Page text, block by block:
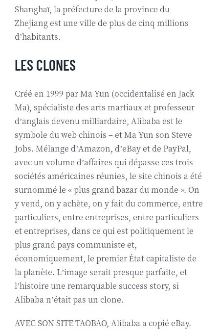
Shanghaï, la préfecture de la province du
Zhejiang est une ville de plus de cinq millions
d’habitants.
LES CLONES
Créé en 1999 par Ma Yun (occidentalisé en Jack
Ma), spécialiste des arts martiaux et professeur
d’anglais devenu milliardaire, Alibaba est le
symbole du web chinois – et Ma Yun son Steve
Jobs. Mélange d’Amazon, d’eBay et de PayPal,
avec un volume d’affaires qui dépasse ces trois
sociétés américaines réunies, le site chinois a été
surnommé le « plus grand bazar du monde ». On
y vend, on y achète, on y fait du commerce, entre
particuliers, entre entreprises, entre particuliers
et entreprises, dans ce qui est politiquement le
plus grand pays communiste et,
économiquement, le premier État capitaliste de
la planète. L’image serait presque parfaite, et
l’histoire une remarquable success story, si
Alibaba n’était pas un clone.
AVEC SON SITE TAOBAO, Alibaba a copié eBay.